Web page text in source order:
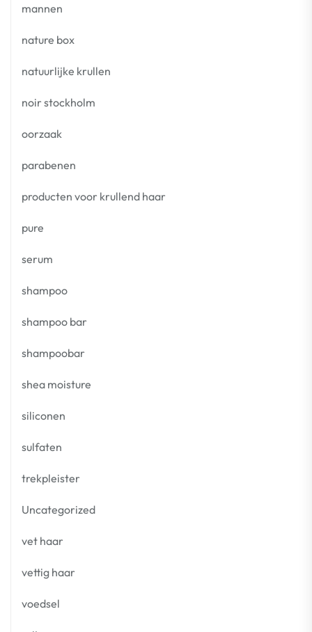
mannen
nature box
natuurlijke krullen
noir stockholm
oorzaak
parabenen
producten voor krullend haar
pure
serum
shampoo
shampoo bar
shampoobar
shea moisture
siliconen
sulfaten
trekpleister
Uncategorized
vet haar
vettig haar
voedsel